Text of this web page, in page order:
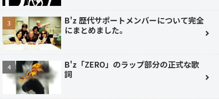
B'z 歴代サポートメンバーについて完全
にまとめました。
B'z「ZERO」のラップ部分の正式な歌
詞